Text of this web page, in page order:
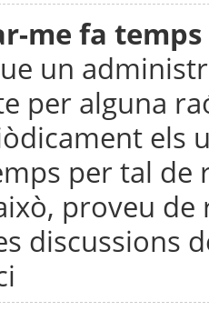
me fa
un
per alguna
els
per tal de
proveu
discussions